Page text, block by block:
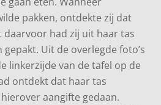
pakken, ontdekte zij dat
daarvoor had zij uit haar tas
Uit de overlegde foto’s
linkerzijde van de tafel op de
ontdekt dat haar tas
aangifte gedaan.